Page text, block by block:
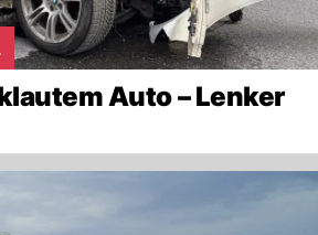
Auto – Lenker